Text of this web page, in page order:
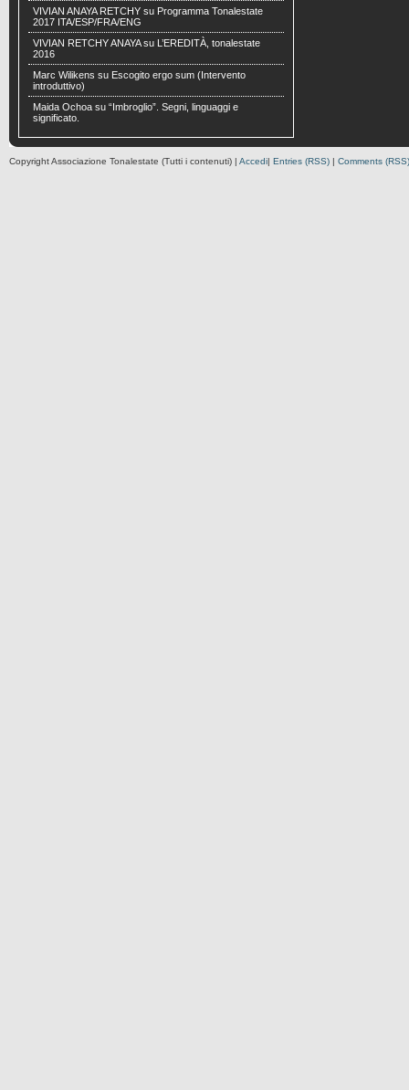
VIVIAN ANAYA RETCHY su Programma Tonalestate
2017 ITA/ESP/FRA/ENG
VIVIAN RETCHY ANAYAsu
L’EREDITÀ, tonalestate
2016
Marc Wilikens su Escogito ergo sum (Intervento
introduttivo)
Maida Ochoa su “Imbroglio”. Segni, linguaggi e
significato.
Copyright Associazione Tonalestate (Tutti i contenuti) | Accedi| Entries (RSS) | Comments (RSS)